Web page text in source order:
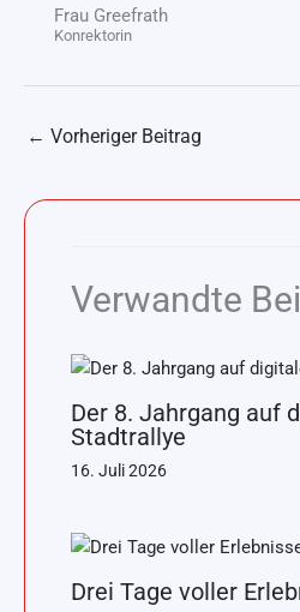
Frau Greefrath
Konrektorin
← Vorheriger Beitrag
Verwandte
Der 8. Jahrgang auf
Stadtrallye
16. Juli 2026
Drei Tage voller